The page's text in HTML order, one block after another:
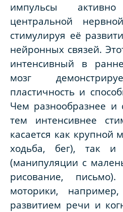
импульсы активно
центральной
стимулируя её
нейронных связей.
интенсивный в
мозг
пластичность и
Чем разнообразнее и
тем интенсивнее
касается как крупной
ходьба, бег), так и
(манипуляции с
рисование,
моторики,
развитием речи и